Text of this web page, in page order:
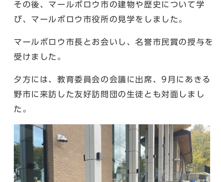
その後、マールボロウ市の建物や歴史について学
び、マールボロウ市役所の見学をしました。
マールボロウ市長とお会いし、名誉市民賞の授与を
受けました。
夕方には、教育委員会の会議に出席、9月にあきる
野市に来訪した友好訪問団の生徒とも対面しまし
た。